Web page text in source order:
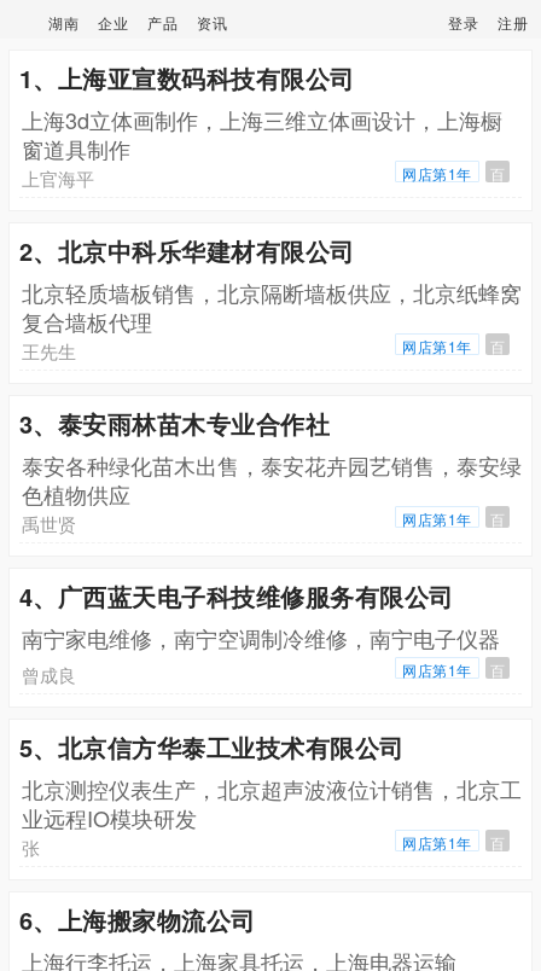
湖南 企业 产品 资讯 登录 注册
1、上海亚宣数码科技有限公司
上海3d立体画制作，上海三维立体画设计，上海橱
窗道具制作
上官海平 网店第1年 百
2、北京中科乐华建材有限公司
北京轻质墙板销售，北京隔断墙板供应，北京纸蜂窝
复合墙板代理
王先生 网店第1年 百
3、泰安雨林苗木专业合作社
泰安各种绿化苗木出售，泰安花卉园艺销售，泰安绿
色植物供应
禹世贤 网店第1年 百
4、广西蓝天电子科技维修服务有限公司
南宁家电维修，南宁空调制冷维修，南宁电子仪器
曾成良 网店第1年 百
5、北京信方华泰工业技术有限公司
北京测控仪表生产，北京超声波液位计销售，北京工
业远程IO模块研发
张 网店第1年 百
6、上海搬家物流公司
上海行李托运，上海家具托运，上海电器运输